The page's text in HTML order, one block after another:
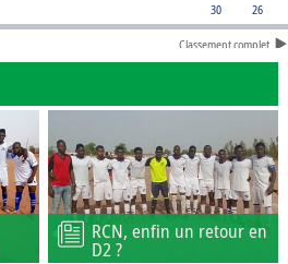
30 26
Classement complet
RCN, enfin un retour en
D2 ?